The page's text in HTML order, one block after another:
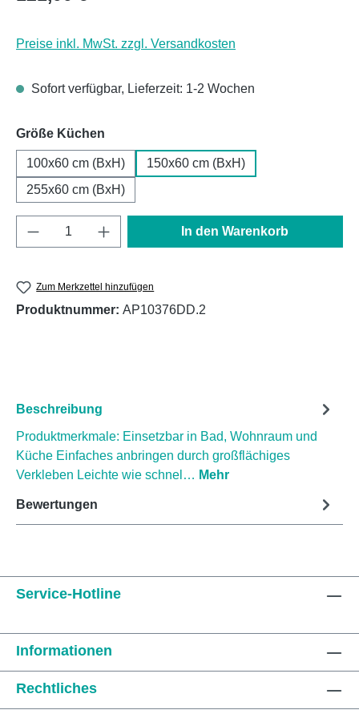
Preise inkl. MwSt. zzgl. Versandkosten
Sofort verfügbar, Lieferzeit: 1-2 Wochen
Größe Küchen
100x60 cm (BxH)
150x60 cm (BxH)
255x60 cm (BxH)
Produkt Anzahl: Gib den gewünschten
In den Warenkorb
Zum Merkzettel hinzufügen
Produktnummer: AP10376DD.2
Beschreibung
Produktmerkmale: Einsetzbar in Bad, Wohnraum und
Küche Einfaches anbringen durch großflächiges
Verkleben Leichte wie schnel… Mehr
Bewertungen
Service-Hotline
Informationen
Rechtliches